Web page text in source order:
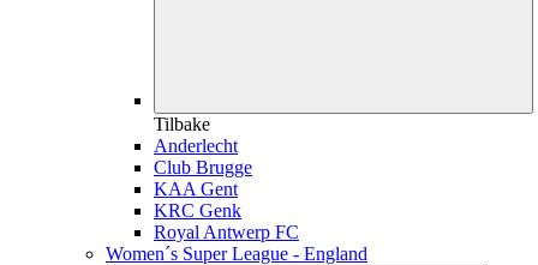
Tilbake
Anderlecht
Club Brugge
KAA Gent
KRC Genk
Royal Antwerp FC
Women´s Super League - England